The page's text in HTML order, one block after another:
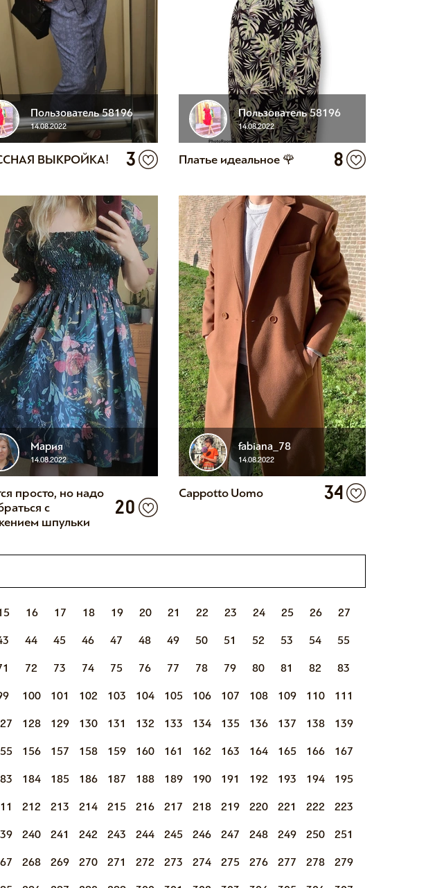
Пользователь 58196
14.08.2022
ВЫКРОЙКА! 3
Пользователь 58196
14.08.2022
Платье идеальное 🌹 8
Мария
14.08.2022
просто, но надо
с
шпульки
20
fabiana_78
14.08.2022
Cappotto Uomo 34
16 17 18 19 20 21 22 23 24 25 26 27
44 45 46 47 48 49 50 51 52 53 54 55
72 73 74 75 76 77 78 79 80 81 82 83
100 101 102 103 104 105 106 107 108 109 110 111
128 129 130 131 132 133 134 135 136 137 138 139
156 157 158 159 160 161 162 163 164 165 166 167
184 185 186 187 188 189 190 191 192 193 194 195
212 213 214 215 216 217 218 219 220 221 222 223
240 241 242 243 244 245 246 247 248 249 250 251
268 269 270 271 272 273 274 275 276 277 278 279